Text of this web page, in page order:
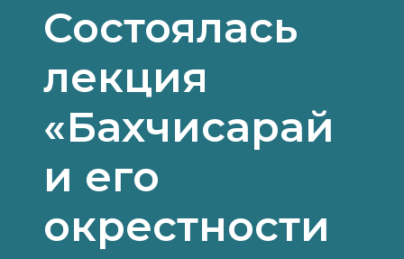
Состоялась
лекция
«Бахчисарай
и его
окрестности